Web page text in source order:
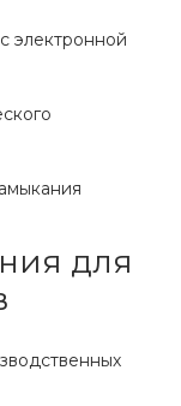
электронной
для